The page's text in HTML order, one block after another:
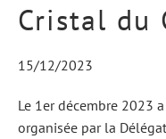
Cristal du
15/12/2023
Le 1er décembre 2023
organisée par la